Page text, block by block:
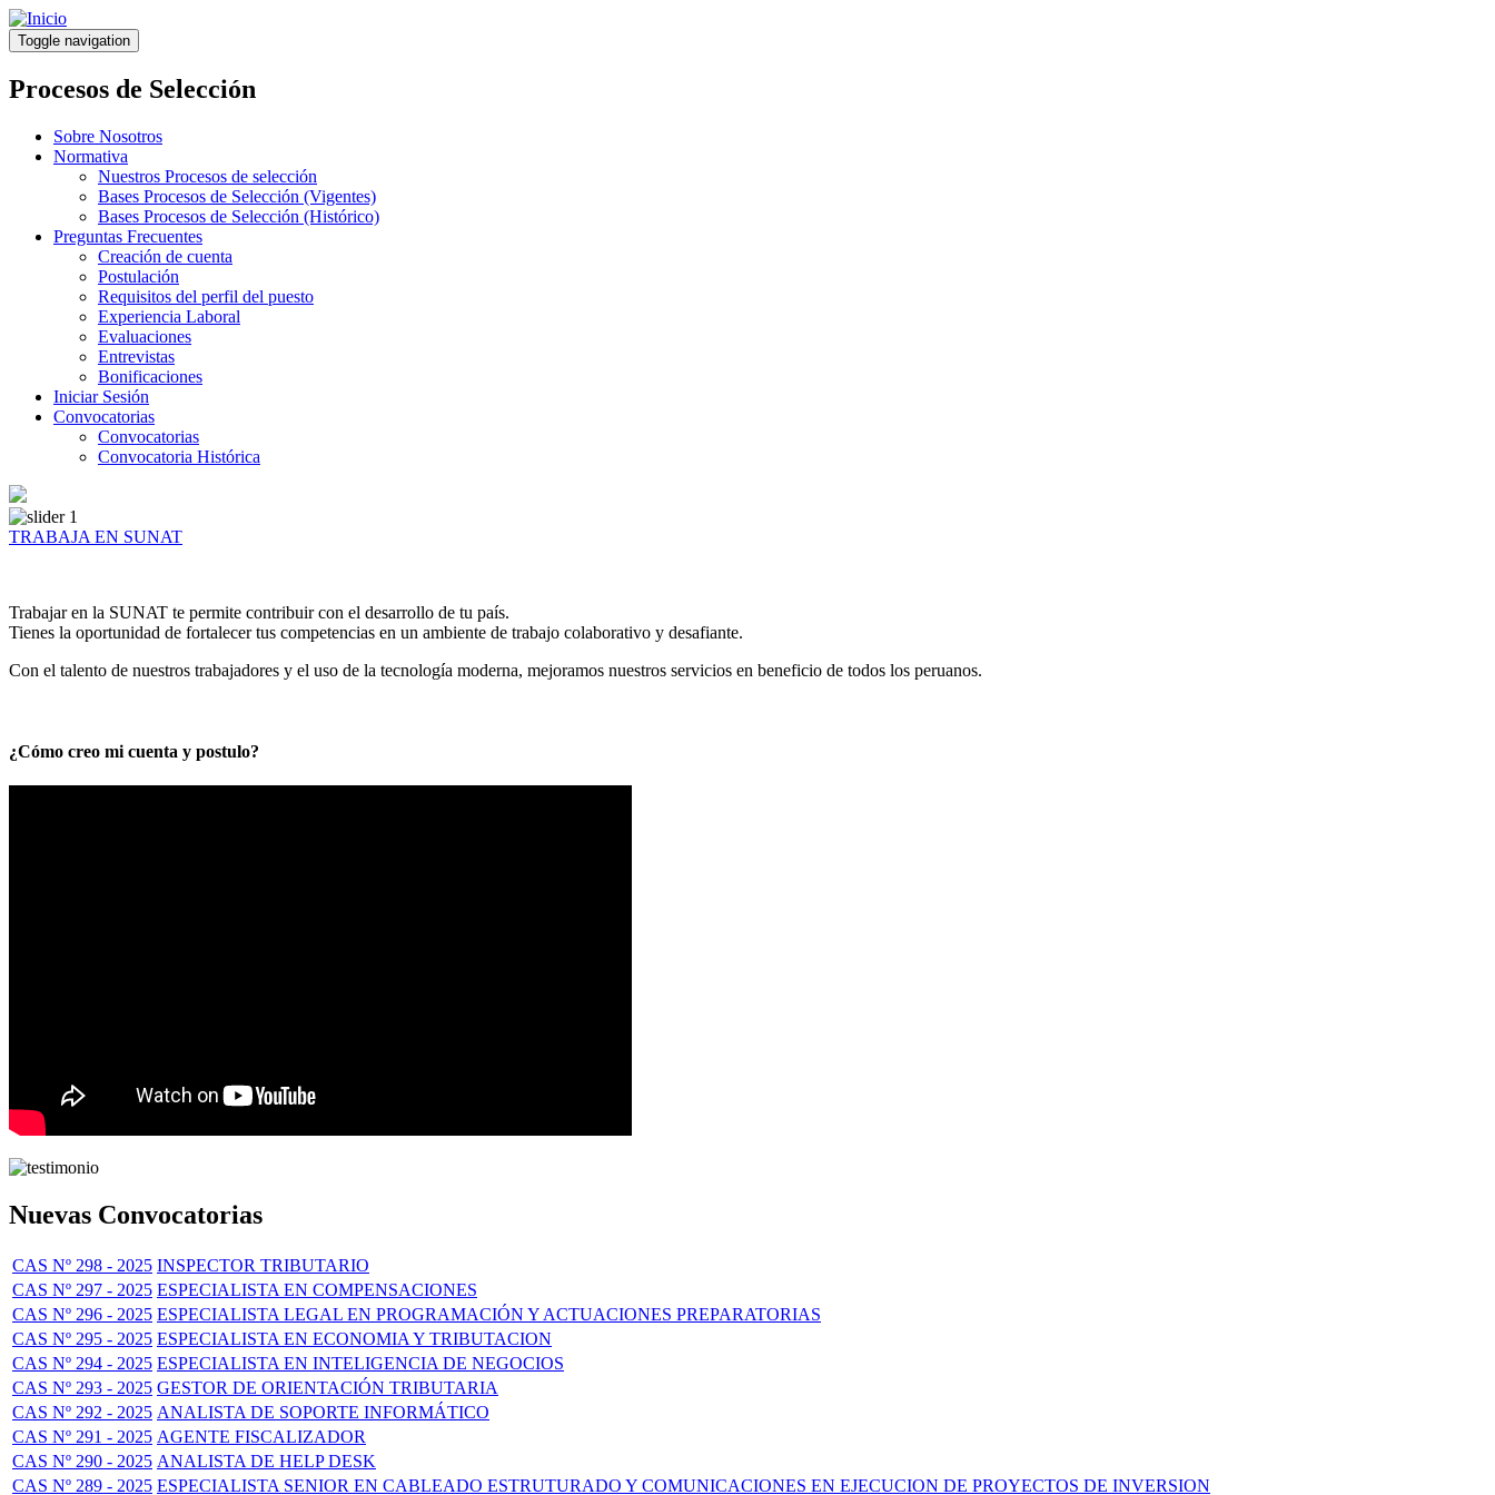
Pasar
al
contenido
principal
Toggle navigation
Procesos de Selección
Sobre Nosotros
Normativa
Nuestros Procesos de selección
Bases Procesos de Selección (Vigentes)
Bases Procesos de Selección (Histórico)
Preguntas Frecuentes
Creación de cuenta
Postulación
Requisitos del perfil del puesto
Experiencia Laboral
Evaluaciones
Entrevistas
Bonificaciones
Iniciar Sesión
Convocatorias
Convocatorias
Convocatoria Histórica
TRABAJA EN SUNAT
Trabajar en la SUNAT te permite contribuir con el desarrollo de tu país.
Tienes la oportunidad de fortalecer tus competencias en un ambiente de trabajo colaborativo y desafiante.
Con el talento de nuestros trabajadores y el uso de la tecnología moderna, mejoramos nuestros servicios en beneficio de todos los peruanos.
¿Cómo creo mi cuenta y postulo?
Nuevas Convocatorias
CAS Nº 298 - 2025 INSPECTOR TRIBUTARIO
CAS Nº 297 - 2025 ESPECIALISTA EN COMPENSACIONES
CAS Nº 296 - 2025 ESPECIALISTA LEGAL EN PROGRAMACIÓN Y ACTUACIONES PREPARATORIAS
CAS Nº 295 - 2025 ESPECIALISTA EN ECONOMIA Y TRIBUTACION
CAS Nº 294 - 2025 ESPECIALISTA EN INTELIGENCIA DE NEGOCIOS
CAS Nº 293 - 2025 GESTOR DE ORIENTACIÓN TRIBUTARIA
CAS Nº 292 - 2025 ANALISTA DE SOPORTE INFORMÁTICO
CAS Nº 291 - 2025 AGENTE FISCALIZADOR
CAS Nº 290 - 2025 ANALISTA DE HELP DESK
CAS Nº 289 - 2025 ESPECIALISTA SENIOR EN CABLEADO ESTRUTURADO Y COMUNICACIONES EN EJECUCION DE PROYECTOS DE INVERSION